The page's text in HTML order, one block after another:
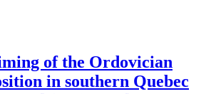
of the Ordovician
in southern Quebec